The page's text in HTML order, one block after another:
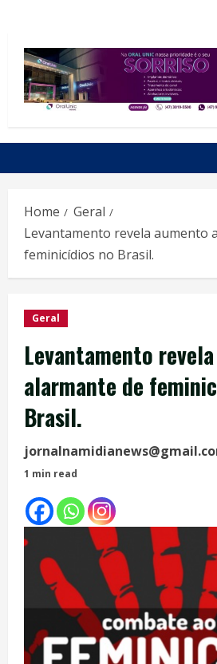
Home
Geral
Levantamento revela aumento
feminicídios no Brasil.
Geral
Levantamento
alarmante de
Brasil.
1 min read